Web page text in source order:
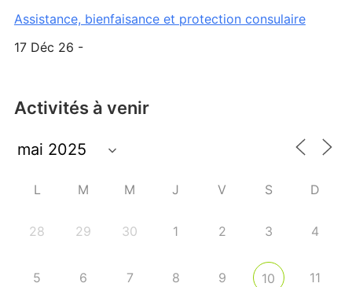
Assistance, bienfaisance et protection consulaire
17 Déc 26 -
Activités à venir
L M M J V S D
28 29 30 1 2 3 4
5 6 7 8 9 10 11